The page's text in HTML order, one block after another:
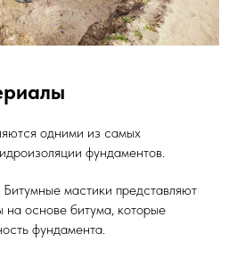
одними из самых
фундаментов.
Битумные мастики представляют
на основе битума, которые
фундамента.